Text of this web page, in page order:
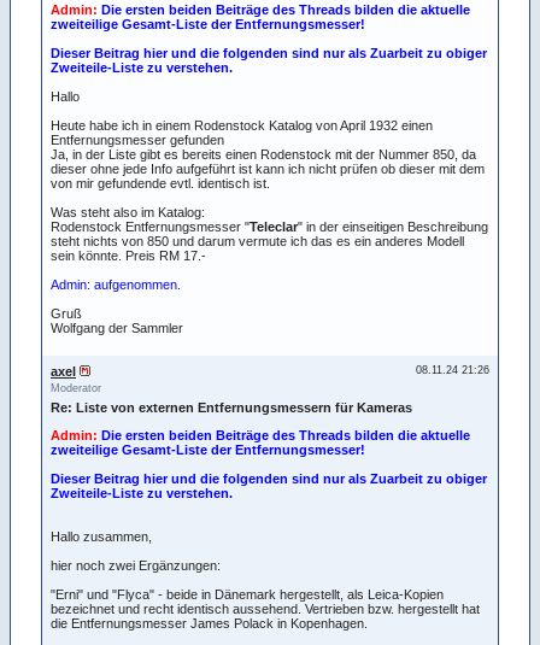
Admin: Die ersten beiden Beiträge des Threads bilden die aktuelle
zweiteilige Gesamt-Liste der Entfernungsmesser!
Dieser Beitrag hier und die folgenden sind nur als Zuarbeit zu obiger
Zweiteile-Liste zu verstehen.
Hallo
Heute habe ich in einem Rodenstock Katalog von April 1932 einen
Entfernungsmesser gefunden
Ja, in der Liste gibt es bereits einen Rodenstock mit der Nummer 850, da
dieser ohne jede Info aufgeführt ist kann ich nicht prüfen ob dieser mit dem
von mir gefundende evtl. identisch ist.
Was steht also im Katalog:
Rodenstock Entfernungsmesser "Teleclar" in der einseitigen Beschreibung
steht nichts von 850 und darum vermute ich das es ein anderes Modell
sein könnte. Preis RM 17.-
Admin: aufgenommen.
Gruß
Wolfgang der Sammler
08.11.24 21:26
axel
Moderator
Re: Liste von externen Entfernungsmessern für Kameras
Admin: Die ersten beiden Beiträge des Threads bilden die aktuelle
zweiteilige Gesamt-Liste der Entfernungsmesser!
Dieser Beitrag hier und die folgenden sind nur als Zuarbeit zu obiger
Zweiteile-Liste zu verstehen.
Hallo zusammen,
hier noch zwei Ergänzungen:
"Erni" und "Flyca" - beide in Dänemark hergestellt, als Leica-Kopien
bezeichnet und recht identisch aussehend. Vertrieben bzw. hergestellt hat
die Entfernungsmesser James Polack in Kopenhagen.